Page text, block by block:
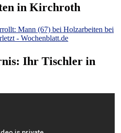
in Kirchroth
Mann (67) bei Holzarbeiten bei
- Wochenblatt.de
Ihr Tischler in